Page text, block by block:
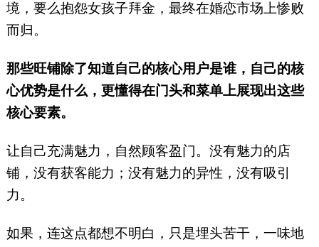
境，要么抱怨女孩子拜金，最终在婚恋市场上惨败
而归。
那些旺铺除了知道自己的核心用户是谁，自己的核
心优势是什么，更懂得在门头和菜单上展现出这些
核心要素。
让自己充满魅力，自然顾客盈门。没有魅力的店
铺，没有获客能力；没有魅力的异性，没有吸引
力。
如果，连这点都想不明白，只是埋头苦干，一味地